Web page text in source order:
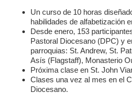
Un curso de 10 horas
habilidades de alfabetización
Desde enero, 153
Pastoral Diocesano (DPC) y
parroquias: St. Andrew, St.
Asís (Flagstaff), Monasterio
Próxima clase en St. John
Clases una vez al mes en el
Diocesano.